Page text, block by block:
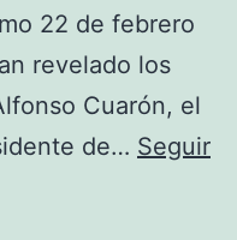
22 de febrero
revelado los
Cuarón, el
de… Seguir